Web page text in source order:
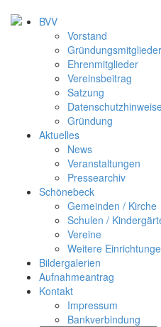
BVV
Vorstand
Gründungsmitglieder
Ehrenmitglieder
Vereinsbeitrag
Satzung
Gründung
Aktuelles
News
Veranstaltungen
Pressearchiv
Schönebeck
Gemeinden / Kirche
Schulen /
Vereine
Weitere
Bildergalerien
Aufnahmeantrag
Kontakt
Impressum
Bankverbindung